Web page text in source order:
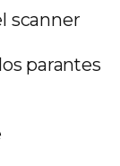
scanner
parantes